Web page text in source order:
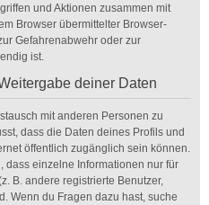
und Aktionen zusammen mit
Browser übermittelter Browser-
Gefahrenabwehr oder zur
ist.
deiner Daten
mit anderen Personen zu
dass die Daten deines Profils und
öffentlich zugänglich sein können.
dass einzelne Informationen nur für
B. andere registrierte Benutzer,
Wenn du Fragen dazu hast, suche